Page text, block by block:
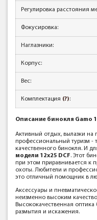
Регулировка расстояния
Фокусировка:
Наглазники:
Корпус:
Вес:
Комплектация (?):
Описание бинокля Gamo
Активный отдых, вылазки на
профессиональный туризм -
качественного бинокля. И
модели 12x25 DCF. Этот
при этом приравнивается к
охоты. Любители и
это отличный помощник в
Аксессуары и
неизменно высоким
Высококачественная оптика
размытия и искажения.